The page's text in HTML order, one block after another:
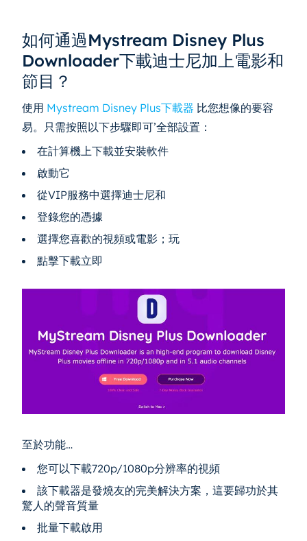
如何通過Mystream Disney Plus
Downloader下載迪士尼加上電影和
節目？
使用 Mystream Disney Plus下載器 比您想像的要容
易。只需按照以下步驟即可’全部設置：
在計算機上下載並安裝軟件
啟動它
從VIP服務中選擇迪士尼和
登錄您的憑據
選擇您喜歡的視頻或電影；玩
點擊下載立即
至於功能…
您可以下載720p/1080p分辨率的視頻
該下載器是發燒友的完美解決方案，這要歸功於其
驚人的聲音質量
批量下載啟用